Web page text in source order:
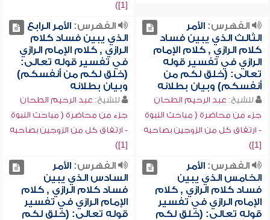
[1])
الفهرس:الأمر
الثالث الذي يبين فساد
كلام الرازي , كلام الإمام
الرازي في تفسير قوله
تعالى: (خلق لكم من
أنفسكم) وبيان بطلانه
للشيخ: عبد الرحيم الطحان
جزء من محاضرة ( مباحث النبوة
- ارتفاق كل من الزوجين بصاحبه
[1])
الفهرس:الأمر الرابع
الذي يبين فساد كلام
الرازي , كلام الإمام الرازي
في تفسير قوله تعالى:
(خلق لكم من أنفسكم)
وبيان بطلانه
للشيخ: عبد الرحيم الطحان
جزء من محاضرة ( مباحث النبوة
- ارتفاق كل من الزوجين بصاحبه
[1])
الفهرس:الأمر
الخامس الذي يبين
فساد كلام الرازي , كلام
الإمام الرازي في تفسير
قوله تعالى: (خلق لكم
الفهرس:الأمر
السادس الذي يبين
فساد كلام الرازي , كلام
الإمام الرازي في تفسير
قوله تعالى: (خلق لكم